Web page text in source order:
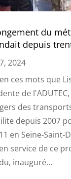
du
depuis
2024
ces mots que
de
des
depuis 2007
en Seine-Saint-
service de ce
inauguré...